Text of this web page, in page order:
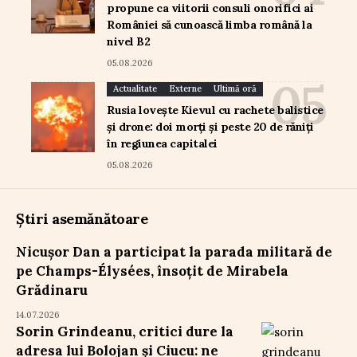
propune ca viitorii consuli onorifici ai
României să cunoască limba română la
nivel B2
05.08.2026
Actualitate Externe Ultimă oră
Rusia lovește Kievul cu rachete balistice
și drone: doi morți și peste 20 de răniți
în regiunea capitalei
05.08.2026
Știri asemănătoare
Nicușor Dan a participat la parada militară de
pe Champs-Élysées, însoțit de Mirabela
Grădinaru
14.07.2026
Sorin Grindeanu, critici dure la
adresa lui Bolojan și Ciucu: ne